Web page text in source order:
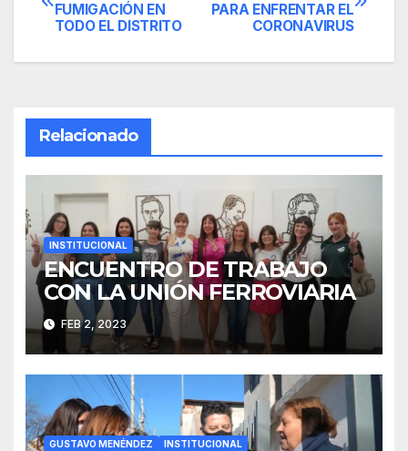
de
entradas
PARA ENFRENTAR EL
CORONAVIRUS
FUMIGACIÓN EN
TODO EL DISTRITO
Relacionado
INSTITUCIONAL
ENCUENTRO DE TRABAJO
CON LA UNIÓN FERROVIARIA
FEB 2, 2023
GUSTAVO MENÉNDEZ INSTITUCIONAL